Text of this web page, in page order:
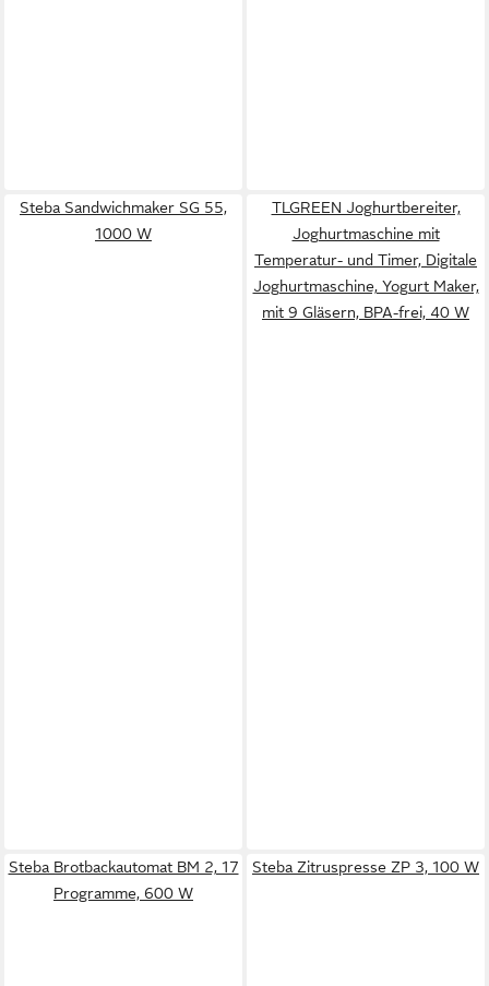
Steba Sandwichmaker SG 55,
1000 W
TLGREEN Joghurtbereiter,
Joghurtmaschine mit
Temperatur- und Timer, Digitale
Joghurtmaschine, Yogurt Maker,
mit 9 Gläsern, BPA-frei, 40 W
Steba Brotbackautomat BM 2, 17
Programme, 600 W
Steba Zitruspresse ZP 3, 100 W